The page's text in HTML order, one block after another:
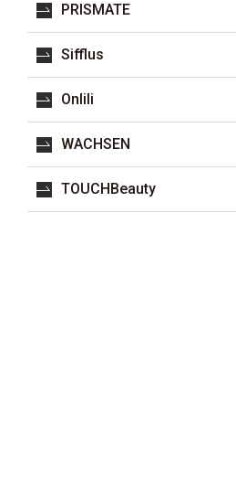
PRISMATE
Sifflus
Onlili
WACHSEN
TOUCHBeauty